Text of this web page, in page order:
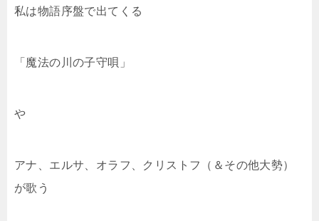
私は物語序盤で出てくる
「魔法の川の子守唄」
や
アナ、エルサ、オラフ、クリストフ（＆その他大勢）
が歌う